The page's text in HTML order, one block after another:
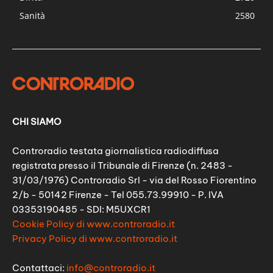
Sanità
2580
CHI SIAMO
Controradio testata giornalistica radiodiffusa
registrata presso il Tribunale di Firenze (n. 2483 -
31/03/1976) Controradio Srl - via del Rosso Fiorentino
2/b - 50142 Firenze - Tel 055.73.99910 - P. IVA
03353190485 - SDI: M5UXCR1
Cookie Policy di www.controradio.it
Privacy Policy di www.controradio.it
Contattaci: info@controradio.it